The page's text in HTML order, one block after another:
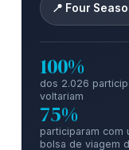
📍 Four
100%
dos 2.026
voltariam
75%
participaram com
bolsa de viagem